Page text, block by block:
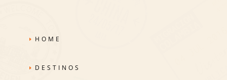
HOME
DESTINOS